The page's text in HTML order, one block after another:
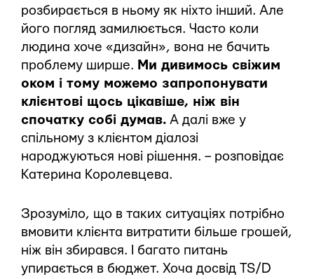
розбирається в ньому як ніхто інший. Але
його погляд замилюється. Часто коли
людина хоче «дизайн», вона не бачить
проблему ширше. Ми дивимось свіжим
оком і тому можемо запропонувати
клієнтові щось цікавіше, ніж він
спочатку собі думав. А далі вже у
спільному з клієнтом діалозі
народжуються нові рішення. – розповідає
Катерина Королевцева.
Зрозуміло, що в таких ситуаціях потрібно
вмовити клієнта витратити більше грошей,
ніж він збирався. І багато питань
упирається в бюджет. Хоча досвід TS/D